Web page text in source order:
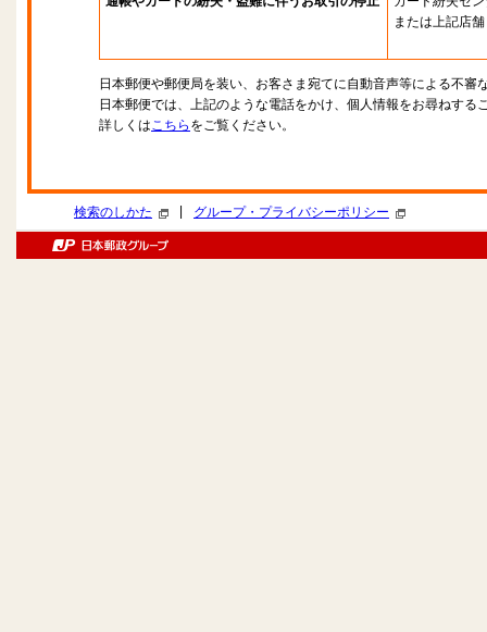
または上記店舗
日本郵便や郵便局を装い、お客さま宛てに自動音声等による不審
日本郵便では、上記のような電話をかけ、個人情報をお尋ねする
詳しくはこちら をご覧ください。
検索のしかた グループ・プライバシーポリシー